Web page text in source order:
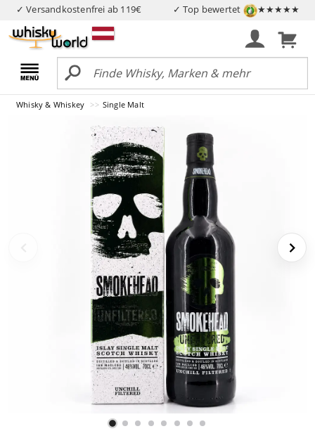
✓ Versandkostenfrei ab 119€ ✓ Top bewertet ★★★★★
Whisky & Whiskey Single Malt